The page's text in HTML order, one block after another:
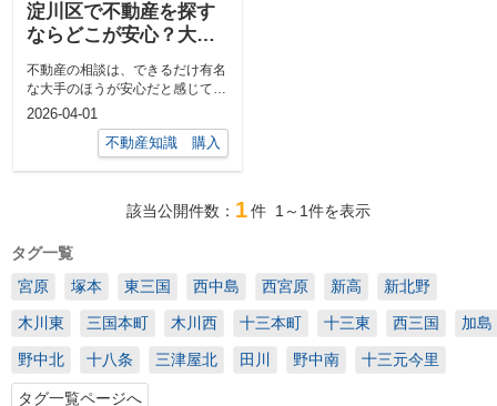
淀川区で不動産を探す
ならどこが安心？大手
の強みと比較ポイント
を分かりやすく解説
不動産の相談は、できるだけ有名
な大手のほうが安心だと感じてい
ませんか。特に淀川区のように物
件数も情報...
2026-04-01
不動産知識 購入
該当公開件数： 1件 1～1件を表示
タグ一覧
宮原
塚本 東三国 西中島 西宮原 新高 新北野
木川東 三国本町 木川西 十三本町 十三東 西三国 加島
野中北 十八条 三津屋北 田川 野中南 十三元今里
タグ一覧ページへ